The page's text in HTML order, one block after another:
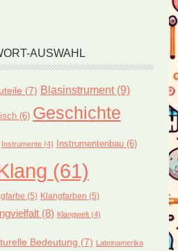
AUSWAHL
(7) Blasinstrument(9)
(6) Geschichte
Instrumente(4) Instrumentenbau(6)
(61)
(5) Klangfarben (5)
(8) Klangwelt(4)
Bedeutung (7) Lateinamerika